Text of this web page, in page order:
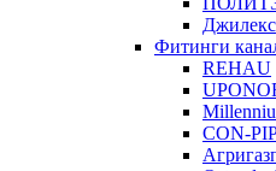
Джилекс
Фитинги
REHAU
CON-